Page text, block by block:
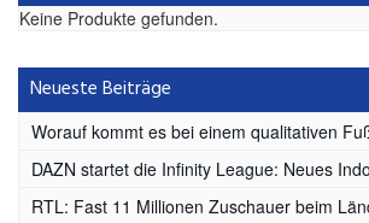
Keine Produkte gefunden.
Neueste Beiträge
Worauf kommt es bei einem qualitativen
DAZN startet die Infinity League: Neues
RTL: Fast 11 Millionen Zuschauer beim